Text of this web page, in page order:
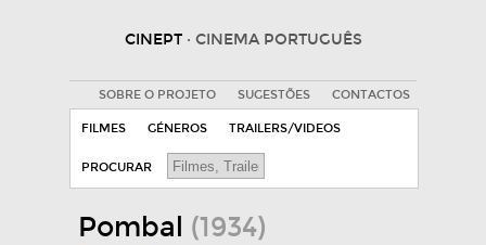
CINEPT · CINEMA PORTUGUÊS
SOBRE O PROJETO SUGESTÕES CONTACTOS
FILMES GÉNEROS TRAILERS/VIDEOS
PROCURAR
Pombal (1934)